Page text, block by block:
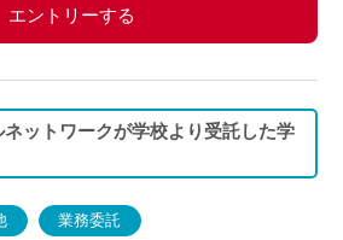
エントリーする
ットワークが学校より受託した学
業務委託